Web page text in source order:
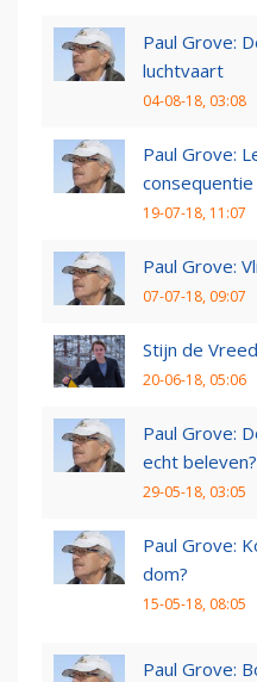
Paul Grove:
luchtvaart
04-08-18, 03:08
Paul Grove:
consequentie
19-07-18, 11:07
Paul Grove:
07-07-18, 09:07
Stijn de
20-06-18, 05:06
Paul Grove:
echt beleven?
29-05-18, 03:05
Paul Grove:
dom?
15-05-18, 08:05
Paul Grove: